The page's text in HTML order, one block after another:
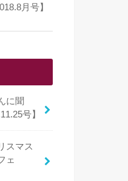
月号】
に聞
号】
スマス
ェ